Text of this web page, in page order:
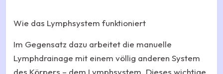
Wie das Lymphsystem funktioniert
Im Gegensatz dazu arbeitet die manuelle
Lymphdrainage mit einem völlig anderen System
des Körpers – dem Lymphsystem. Dieses wichtige